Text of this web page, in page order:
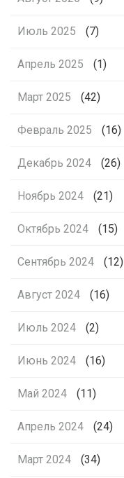
Июль 2025 (7)
Апрель 2025 (1)
Март 2025 (42)
Февраль 2025 (16)
Декабрь 2024 (26)
Ноябрь 2024 (21)
Октябрь 2024 (15)
Сентябрь 2024 (12)
Август 2024 (16)
Июль 2024 (2)
Июнь 2024 (16)
Май 2024 (11)
Апрель 2024 (24)
Март 2024 (34)